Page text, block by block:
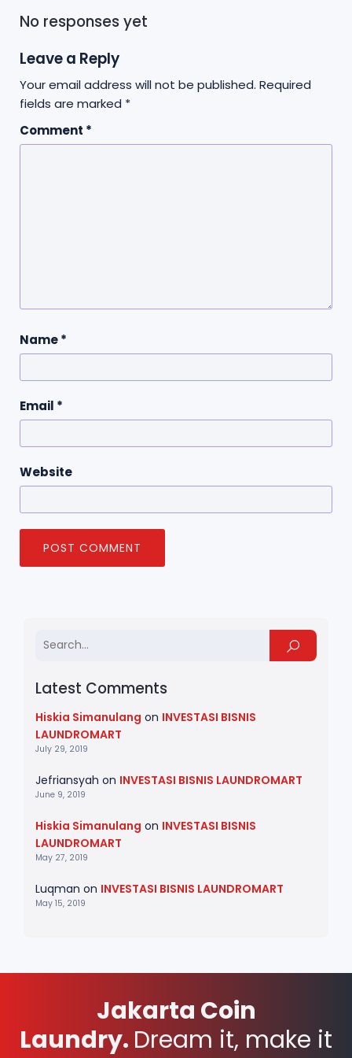
Latest Comments
Hiskia Simanulang on INVESTASI BISNIS
LAUNDROMART
July 29, 2019
Jefriansyah on INVESTASI BISNIS LAUNDROMART
June 9, 2019
Hiskia Simanulang on INVESTASI BISNIS
LAUNDROMART
May 27, 2019
Luqman on INVESTASI BISNIS LAUNDROMART
May 15, 2019
No responses yet
Leave a Reply
Your email address will not be published. Required
fields are marked *
Comment *
Name*
Email *
Website
Jakarta Coin
Laundry. Dream it, make it